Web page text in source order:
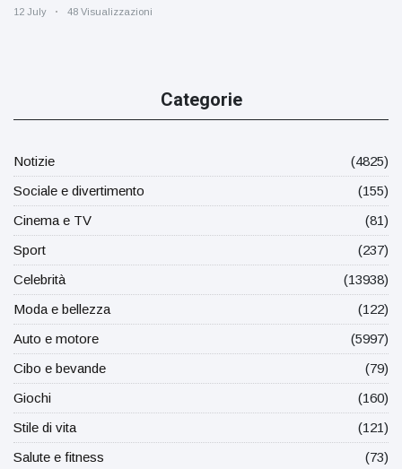
12 July 48 Visualizzazioni
Categorie
Notizie
(4825)
Sociale e divertimento
(155)
Cinema e TV
(81)
Sport
(237)
Celebrità
(13938)
Moda e bellezza
(122)
Auto e motore
(5997)
Cibo e bevande
(79)
Giochi
(160)
Stile di vita
(121)
Salute e fitness
(73)